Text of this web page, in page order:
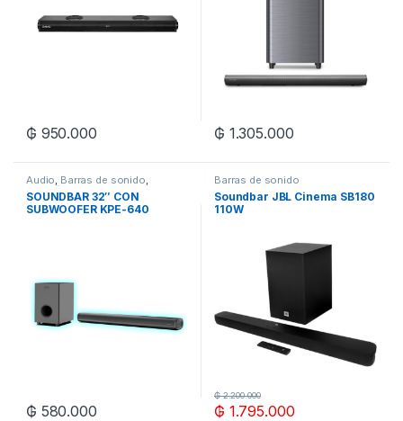
₲ 950.000 ₲ 1.305.000
Audio, Barras de sonido,
Electrónica
SOUNDBAR 32″ CON
SUBWOOFER KPE-640
₲ 580.000
Barras de sonido
Soundbar JBL Cinema SB180
110W
₲ 1.795.000
₲2.200.000